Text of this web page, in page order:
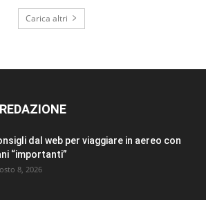
Carica altri
dal web per viaggiare in aereo con
“importanti”
8, 2026